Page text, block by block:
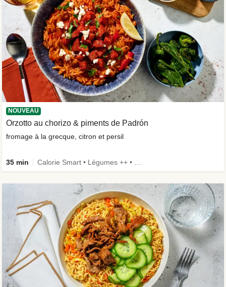
NOUVEAU
Orzotto au chorizo & piments de Padrón
fromage à la grecque, citron et persil
35 min